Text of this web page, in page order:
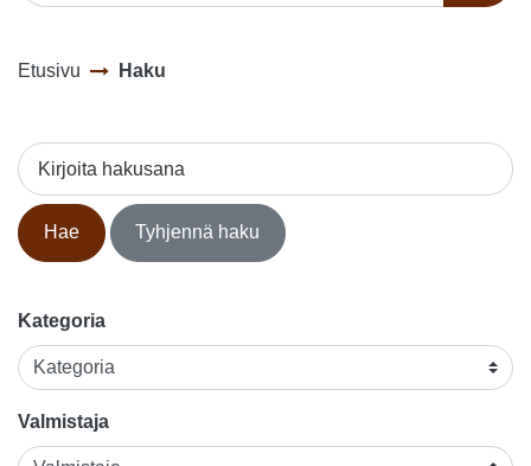
Etusivu Haku
Kirjoita hakusana
Hae Tyhjennä haku
Kategoria
Valmistaja